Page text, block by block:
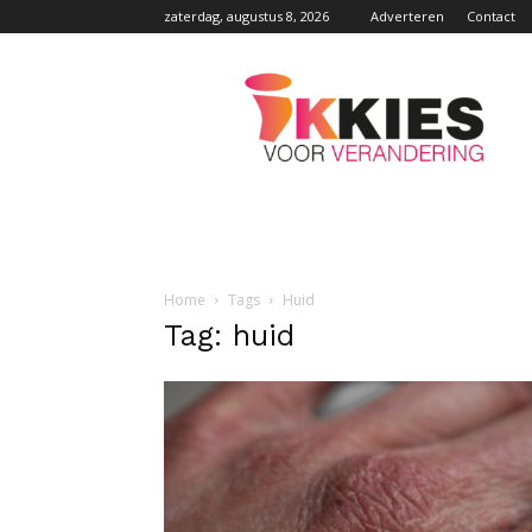
zaterdag, augustus 8, 2026 Adverteren Contact
Home Tags Huid
Tag: huid